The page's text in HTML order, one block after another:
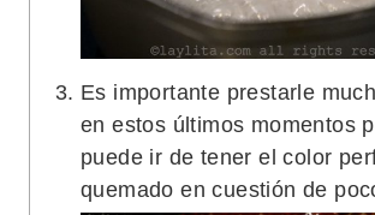
Es importante prestarle
en estos últimos momentos
puede ir de tener el color
quemado en cuestión de